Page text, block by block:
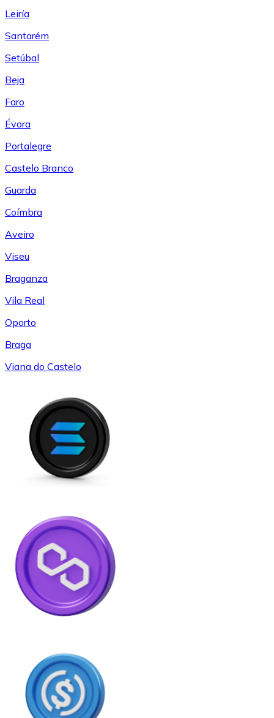
Leiría
Santarém
Setúbal
Beja
Faro
Évora
Portalegre
Castelo Branco
Guarda
Coímbra
Aveiro
Viseu
Braganza
Vila Real
Oporto
Braga
Viana do Castelo